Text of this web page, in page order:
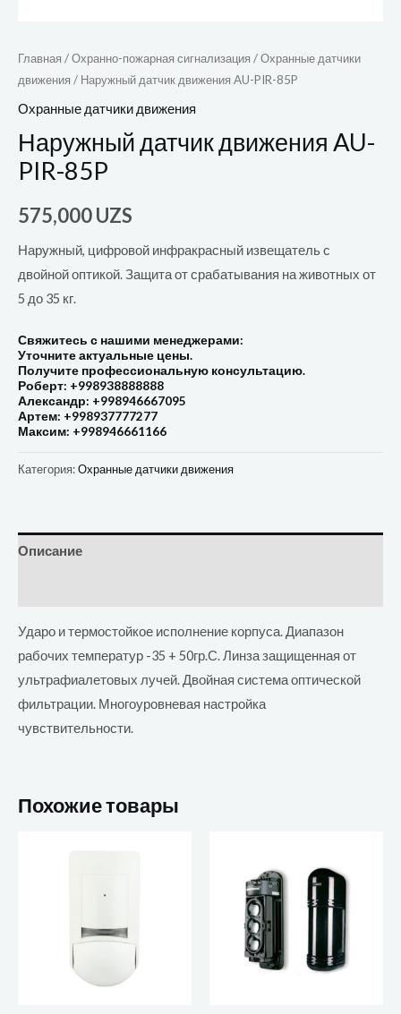
Главная /Охранно-пожарная сигнализация /Охранные датчики
движения / Наружный датчик движения AU-PIR-85P
Охранные датчики движения
Наружный датчик движения AU-
PIR-85P
575,000UZS
Наружный, цифровой инфракрасный извещатель с
двойной оптикой. Защита от срабатывания на животных от
5 до 35 кг.
Свяжитесь с нашими менеджерами:
Уточните актуальные цены.
Получите профессиональную консультацию.
Роберт: +998938888888
Александр: +998946667095
Артем: +998937777277
Максим: +998946661166
Категория:Охранные датчики движения
Описание
Ударо и термостойкое исполнение корпуса. Диапазон
рабочих температур -35 + 50гр.С. Линза защищенная от
ультрафиалетовых лучей. Двойная система оптической
фильтрации. Многоуровневая настройка
чувствительности.
Похожие товары